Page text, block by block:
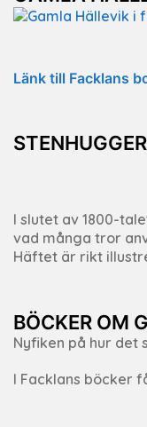
Länk till Facklans
I slutet av 1800-
vad många tror
Häftet är rikt
BÖCKER OM
Nyfiken på hur det
I Facklans böcker